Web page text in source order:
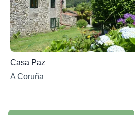
Casa Paz
A Coruña